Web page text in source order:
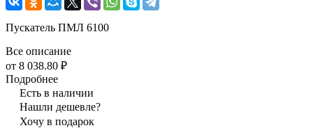
Пускатель ПМЛ 6100
Все описание
от 8 038.80 ₽
Подробнее
Есть в наличии
Нашли дешевле?
Хочу в подарок